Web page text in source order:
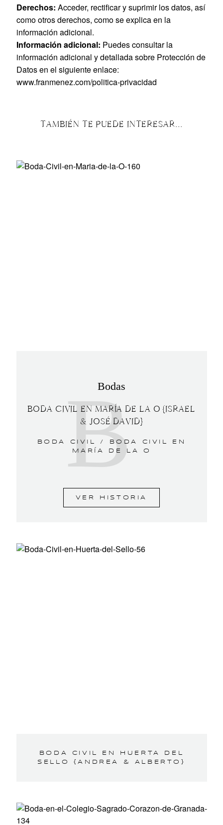
Derechos: Acceder, rectificar y suprimir los datos, así
como otros derechos, como se explica en la
información adicional.
Información adicional: Puedes consultar la
información adicional y detallada sobre Protección de
Datos en el siguiente enlace:
www.franmenez.com/politica-privacidad
TAMBIÉN TE PUEDE INTERESAR...
B
Bodas
BODA CIVIL EN MARÍA DE LA O {ISRAEL
& JOSÉ DAVID}
BODA CIVIL /
BODA CIVIL EN
MARÍA DE LA O
VER HISTORIA
BODA CIVIL EN HUERTA DEL
SELLO {ANDREA & ALBERTO}